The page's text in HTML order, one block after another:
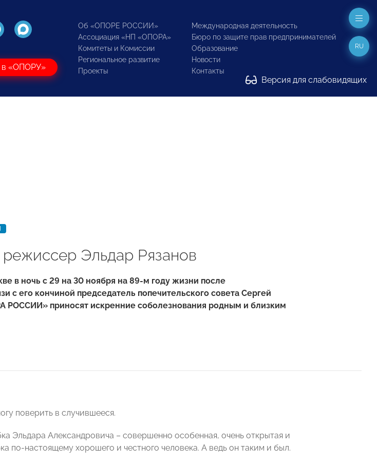
в «ОПОРУ»
Об «ОПОРЕ РОССИИ»
Ассоциация «НП «ОПОРА»
Комитеты и Комиссии
Региональное развитие
Проекты
Международная деятельность
Бюро по защите прав предпринимателей
Образование
Новости
Контакты
Версия для слабовидящих
RU
Эльдар Рязанов
в ночь с 29 на 30 ноября на 89-м году жизни после
с его кончиной председатель попечительского совета Сергей
РОССИИ» приносят искренние соболезнования родным и близким
поверить в случившееся.
Эльдара Александровича – совершенно особенная, очень открытая и
по-настоящему хорошего и честного человека. А ведь он таким и был.